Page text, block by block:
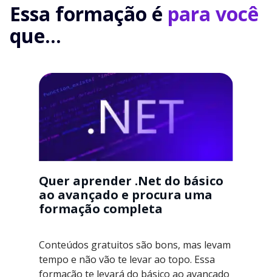
Essa formação é para você
que...
Quer aprender .Net do básico
ao avançado e procura uma
formação completa
Conteúdos gratuitos são bons, mas levam
tempo e não vão te levar ao topo. Essa
formação te levará do básico ao avançado